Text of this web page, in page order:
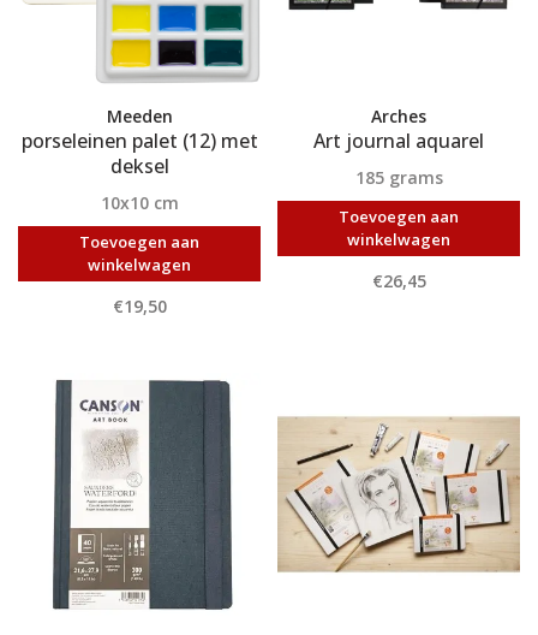
Meeden
porseleinen palet (12) met
deksel
10x10 cm
Toevoegen aan
winkelwagen
€19,50
Arches
Art journal aquarel
185 grams
Toevoegen aan
winkelwagen
€26,45